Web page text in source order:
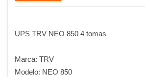
UPS TRV NEO 850 4 tomas
Marca: TRV
Modelo: NEO 850